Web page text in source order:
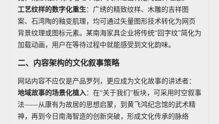
工艺纹样的数字化重生：广绣的精致纹样、木雕的吉祥图
案、石湾陶的釉变肌理，均可通过矢量图形技术转化为网页
背景纹理或图标元素。某南海家具企业将传统“回字纹”简化为
加载动画，用户在等待过程中就能感受到文化韵味。
二、内容架构的文化叙事策略
网站内容不应仅是产品罗列，更应成为文化故事的讲述者：
地域故事的场景化植入：在“关于我们”板块，可采用时空叙事
法——从康有为故居的思想启蒙，到黄飞鸿纪念馆的武术精
神，再到今日南海智造的创新突破，形成文化传承的脉络